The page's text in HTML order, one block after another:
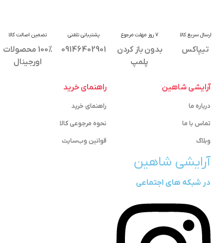
ارسال سریع کالا
تیپاکس
7 روز مهلت مرجوع
بدون باز کردن
پلمپ
پشتیبانی تلفنی
09146402901
تضمین اصالت کالا
100% محصولات
اورجینال
آرایشی شاهین
درباره ما
تماس با ما
وبلاگ
آرایشی شاهین
در شبکه های اجتماعی
راهنمای خرید
راهنمای خرید
نحوه مرجوعی کالا
قوانین وب‌سایت